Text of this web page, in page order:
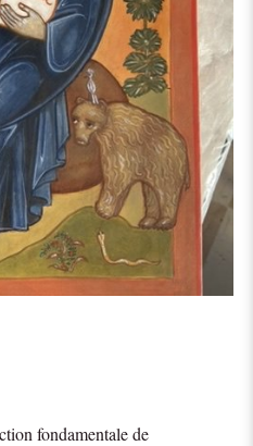
fondamentale de